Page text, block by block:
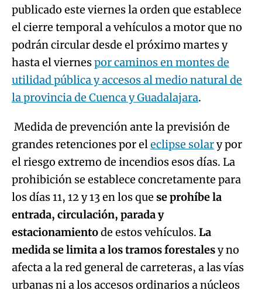
publicado este viernes la orden que establece
el cierre temporal a vehículos a motor que no
podrán circular desde el próximo martes y
hasta el viernespor caminos en montes de
utilidad pública y accesos al medio natural de
la provincia de Cuenca y Guadalajara.
Medida de prevención ante la previsión de
grandes retenciones por eleclipse solary por
el riesgo extremo de incendios esos días. La
prohibición se establece concretamente para
los días 11, 12 y 13 en los que se prohíbe la
entrada, circulación, parada y
estacionamientode estos vehículos. La
medida se limita a los tramos forestalesy no
afecta a la red general de carreteras, a las vías
urbanas ni a los accesos ordinarios a núcleos